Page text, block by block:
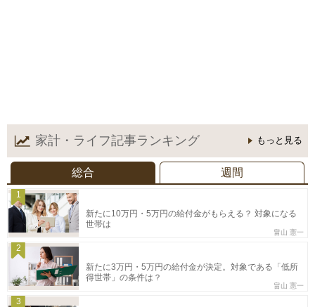
家計・ライフ記事ランキング もっと見る
総合 週間
1
新たに10万円・5万円の給付金がもらえる？ 対象になる
世帯は
畠山 憲一
2
新たに3万円・5万円の給付金が決定。対象である「低所
得世帯」の条件は？
畠山 憲一
3